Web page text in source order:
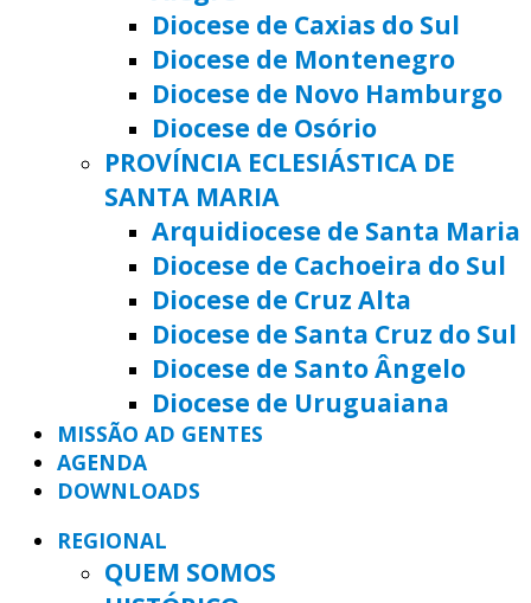
Diocese de Caxias do Sul
Diocese de Montenegro
Diocese de Novo Hamburgo
Diocese de Osório
PROVÍNCIA ECLESIÁSTICA DE
SANTA MARIA
Arquidiocese de Santa Maria
Diocese de Cachoeira do Sul
Diocese de Cruz Alta
Diocese de Santa Cruz do Sul
Diocese de Santo Ângelo
Diocese de Uruguaiana
MISSÃO AD GENTES
AGENDA
DOWNLOADS
REGIONAL
QUEM SOMOS